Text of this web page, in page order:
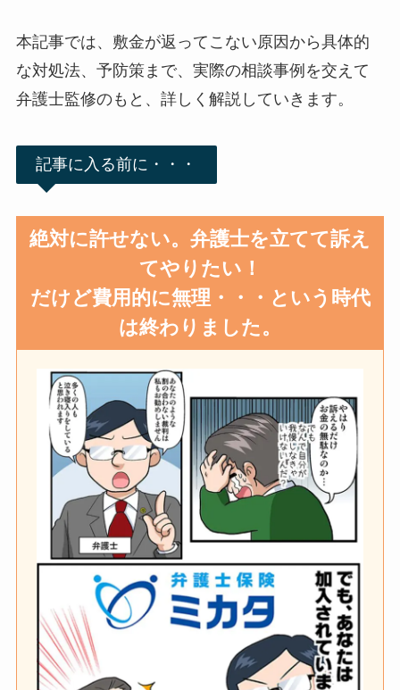
本記事では、敷金が返ってこない原因から具体的
な対処法、予防策まで、実際の相談事例を交えて
弁護士監修のもと、詳しく解説していきます。
記事に入る前に・・・
絶対に許せない。弁護士を立てて訴え
てやりたい！
だけど費用的に無理・・・という時代
は終わりました。